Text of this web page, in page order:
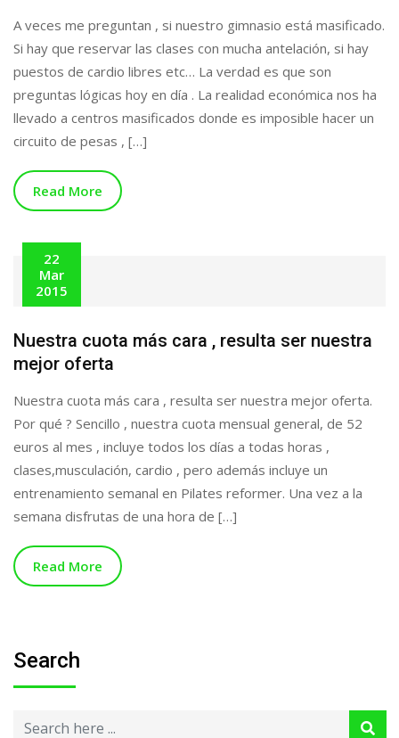
A veces me preguntan , si nuestro gimnasio está masificado.
Si hay que reservar las clases con mucha antelación, si hay
puestos de cardio libres etc… La verdad es que son
preguntas lógicas hoy en día . La realidad económica nos ha
llevado a centros masificados donde es imposible hacer un
circuito de pesas , […]
Read More
22
Mar
2015
Nuestra cuota más cara , resulta ser nuestra
mejor oferta
Nuestra cuota más cara , resulta ser nuestra mejor oferta.
Por qué ? Sencillo , nuestra cuota mensual general, de 52
euros al mes , incluye todos los días a todas horas ,
clases,musculación, cardio , pero además incluye un
entrenamiento semanal en Pilates reformer. Una vez a la
semana disfrutas de una hora de […]
Read More
Search